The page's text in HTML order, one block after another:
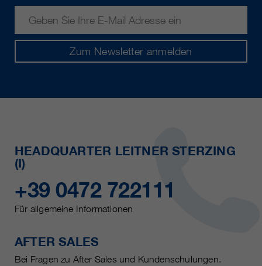
Zum Newsletter anmelden
HEADQUARTER LEITNER STERZING
(I)
+39 0472 722111
Für allgemeine Informationen
AFTER SALES
Bei Fragen zu After Sales und Kundenschulungen.